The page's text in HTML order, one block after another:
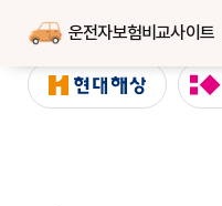
운전자보험비교사이트